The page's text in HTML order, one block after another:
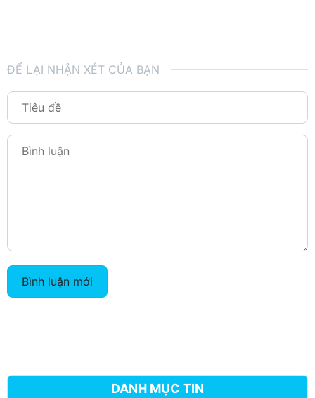
ĐỂ LẠI NHẬN XÉT CỦA BẠN
Bình luận mới
DANH MỤC TIN